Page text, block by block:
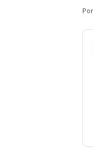
Por